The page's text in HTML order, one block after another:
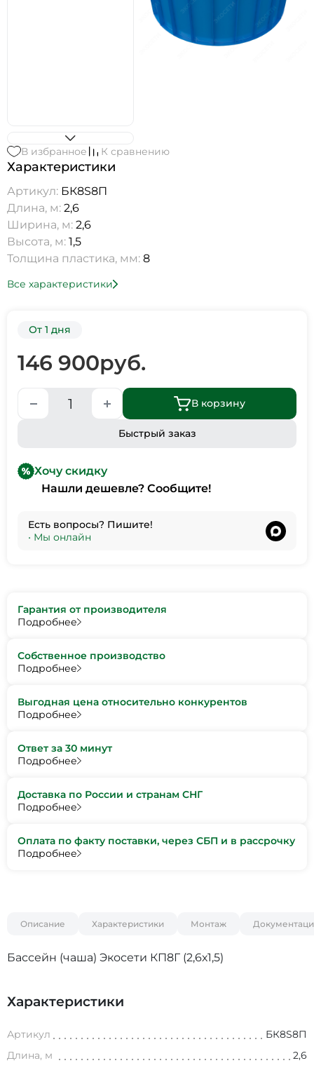
В избранное К сравнению
Характеристики
Артикул: БК8S8П
Длина, м: 2,6
Ширина, м: 2,6
Высота, м: 1,5
Толщина пластика, мм: 8
Все характеристики
От 1 дня
146 900руб.
В корзину
Быстрый заказ
Хочу скидку
Нашли дешевле? Сообщите!
Есть вопросы? Пишите!
• Мы онлайн
Гарантия от производителя
Подробнее
Собственное производство
Подробнее
Выгодная цена относительно конкурентов
Подробнее
Ответ за 30 минут
Подробнее
Доставка по России и странам СНГ
Подробнее
Оплата по факту поставки, через СБП и в рассрочку
Подробнее
Описание Характеристики Монтаж
Бассейн (чаша) Экосети КП8Г (2,6х1,5)
Характеристики
Артикул
БК8S8П
Длина, м
2,6